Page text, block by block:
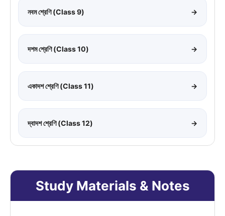
নবম শ্রেণি (Class 9) →
দশম শ্রেণি (Class 10) →
একাদশ শ্রেণি (Class 11) →
দ্বাদশ শ্রেণি (Class 12) →
Study Materials & Notes